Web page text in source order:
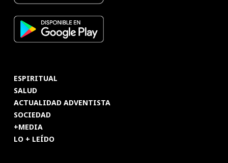
ESPIRITUAL
SALUD
ACTUALIDAD ADVENTISTA
SOCIEDAD
+MEDIA
LO + LEÍDO